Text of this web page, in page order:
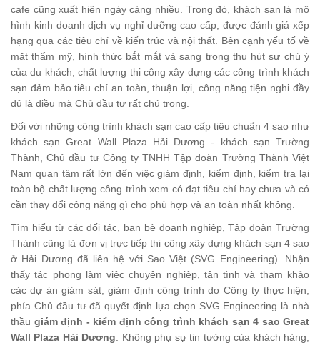
cafe cũng xuất hiện ngày càng nhiều. Trong đó, khách sạn là mô
hình kinh doanh dịch vụ nghỉ dưỡng cao cấp, được đánh giá xếp
hạng qua các tiêu chí về kiến trúc và nội thất. Bên cạnh yếu tố về
mặt thẩm mỹ, hình thức bắt mắt và sang trọng thu hút sự chú ý
của du khách, chất lượng thi công xây dựng các công trình khách
sạn đảm bảo tiêu chí an toàn, thuận lợi, công năng tiện nghi đầy
đủ là điều mà Chủ đầu tư rất chú trọng.
Đối với những công trình khách sạn cao cấp tiêu chuẩn 4 sao như
khách sạn Great Wall Plaza Hải Dương - khách sạn Trường
Thành, Chủ đầu tư Công ty TNHH Tập đoàn Trường Thành Việt
Nam quan tâm rất lớn đến việc giám định, kiểm định, kiểm tra lại
toàn bộ chất lượng công trình xem có đạt tiêu chí hay chưa và có
cần thay đổi công năng gì cho phù hợp và an toàn nhất không.
Tìm hiểu từ các đối tác, bạn bè doanh nghiệp, Tập đoàn Trường
Thành cũng là đơn vị trực tiếp thi công xây dựng khách sạn 4 sao
ở Hải Dương đã liên hệ với Sao Việt (SVG Engineering). Nhận
thấy tác phong làm việc chuyên nghiệp, tận tình và tham khảo
các dự án giám sát, giám định công trình do Công ty thực hiện,
phía Chủ đầu tư đã quyết định lựa chọn SVG Engineering là nhà
thầu giám định - kiểm định công trình khách sạn 4 sao Great
Wall Plaza Hải Dương . Không phụ sự tin tưởng của khách hàng,